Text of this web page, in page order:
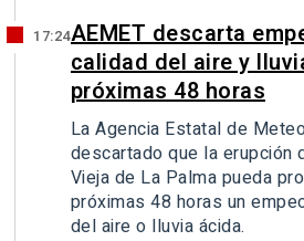
17:24AEMET descarta
calidad del aire y
próximas 48 horas
La Agencia Estatal de
descartado que la erupción
Vieja de La Palma pueda
próximas 48 horas un
del aire o lluvia ácida.